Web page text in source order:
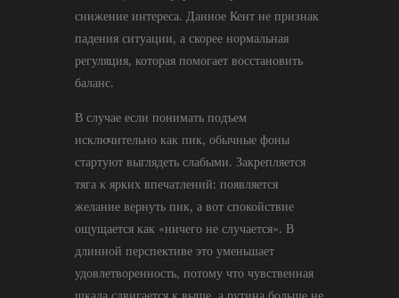
снижение интереса. Данное Кент не признак
падения ситуации, а скорее нормальная
регуляция, которая помогает восстановить
баланс.
В случае если понимать подъем
исключительно как пик, обычные фоны
стартуют выглядеть слабыми. Закрепляется
тяга к ярких впечатлений: появляется
желание вернуть пик, а вот спокойствие
ощущается как «ничего не случается». В
длинной перспективе это уменьшает
удовлетворенность, потому что чувственная